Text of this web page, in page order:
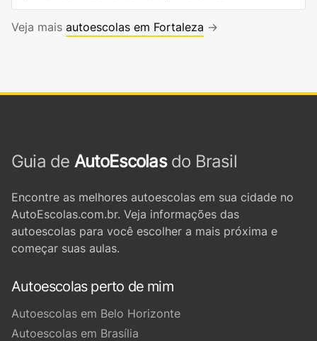
Veja mais autoescolas em Fortaleza →
Guia de AutoEscolasdo Brasil
Encontre as melhores autoescolas em sua cidade no
AutoEscolas.com.br. Veja informações das
autoescolas para você escolher a mais próxima e
começar suas aulas.
Autoescolas perto de mim
Autoescolas em Belo Horizonte
Autoescolas em Brasília